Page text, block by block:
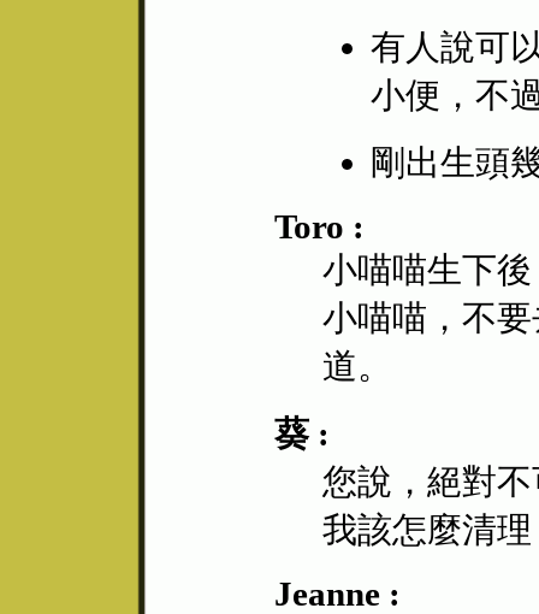
有人說可
小便，不
剛出生頭
Toro :
小喵喵生下
小喵喵，不
道。
葵 :
您說，絕對
我該怎麼清理
Jeanne :